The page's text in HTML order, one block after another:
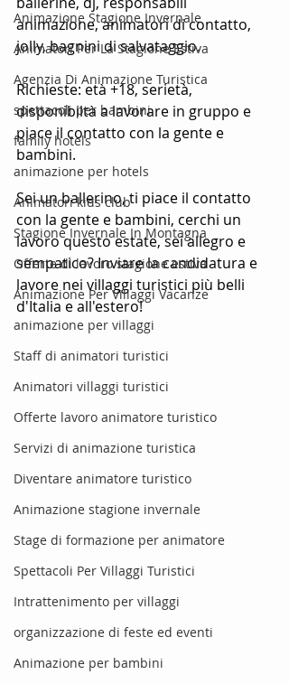
Animazione Stagione Invernale
Animatori Per La Stagione Estiva
Agenzia Di Animazione Turistica
spettacoli per bambini
family hotels
animazione per hotels
Animatori kids club
Stagione Invernale In Montagna
Offerte di lavoro stagione estiva
Animazione Per Villaggi Vacanze
animazione per villaggi
Staff di animatori turistici
Animatori villaggi turistici
Offerte lavoro animatore turistico
Servizi di animazione turistica
Diventare animatore turistico
Animazione stagione invernale
Stage di formazione per animatore
Spettacoli Per Villaggi Turistici
Intrattenimento per villaggi
organizzazione di feste ed eventi
Animazione per bambini
animazione, animatori di contatto,
jolly, bagnini di salvataggio.
Richieste: età +18, serietà,
disponibiltà a lavorare in gruppo e
piace il contatto con la gente e
bambini.
Sei un ballerino, ti piace il contatto
con la gente e bambini, cerchi un
lavoro questo estate, sei allegro e
sempatico? Inviare la candidatura e
lavore nei villaggi turistici più belli
d'Italia e all'estero!